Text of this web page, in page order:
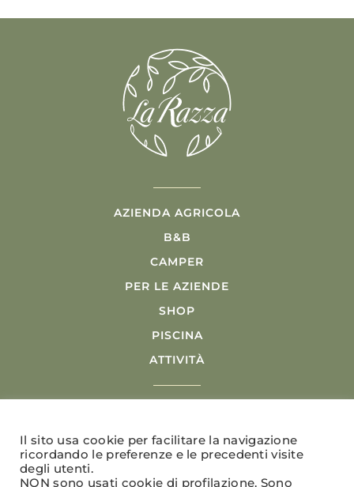
AZIENDA AGRICOLA
B&B
CAMPER
PER LE AZIENDE
SHOP
PISCINA
ATTIVITÀ
ETICHETTATURA
Il sito usa cookie per facilitare la navigazione
ricordando le preferenze e le precedenti visite
degli utenti.
NON sono usati cookie di profilazione. Sono